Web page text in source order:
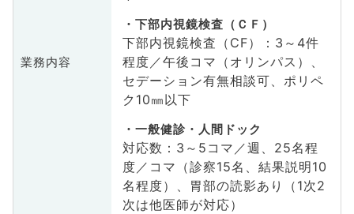
業務内容
下部内視鏡検査（ＣＦ）
下部内視鏡検査（CF）：3～4件
程度／午後コマ（オリンパス）、
セデーション有無相談可、ポリペ
ク10㎜以下
一般健診・人間ドック
対応数：3～5コマ／週、25名程
度／コマ（診察15名、結果説明10
名程度）、胃部の読影あり（1次2
次は他医師が対応）